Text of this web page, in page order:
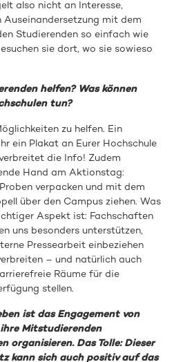
also nicht an Interesse,
Auseinandersetzung mit dem
Studierenden so einfach wie
sie dort, wo sie sowieso
helfen? Was können
tun?
zu helfen. Ein
ein Plakat an Eurer Hochschule
die Info! Zudem
Hand am Aktionstag:
verpacken und mit dem
über den Campus ziehen. Was
Aspekt ist: Fachschaften
uns besonders unterstützen,
Pressearbeit einbeziehen
– und natürlich auch
Räume für die
stellen.
ist das Engagement von
Mitstudierenden
organisieren. Das Tolle: Dieser
kann sich auch positiv auf das